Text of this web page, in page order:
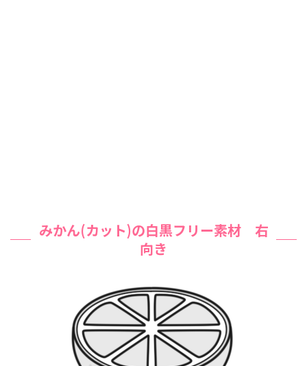
みかん(カット)の白黒フリー素材 右
向き